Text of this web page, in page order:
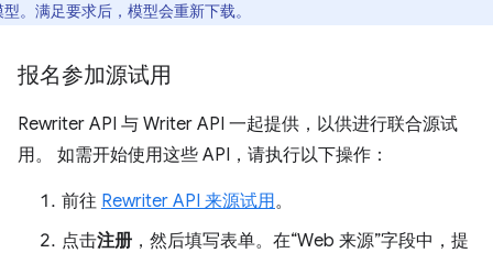
。满足要求后，模型会重新下载。
报名参加源试用
Rewriter API 与 Writer API 一起提供，以供进行联合源试
用。 如需开始使用这些 API，请执行以下操作：
前往 Rewriter API 来源试用。
点击注册 ，然后填写表单。在“Web 来源”字段中，提